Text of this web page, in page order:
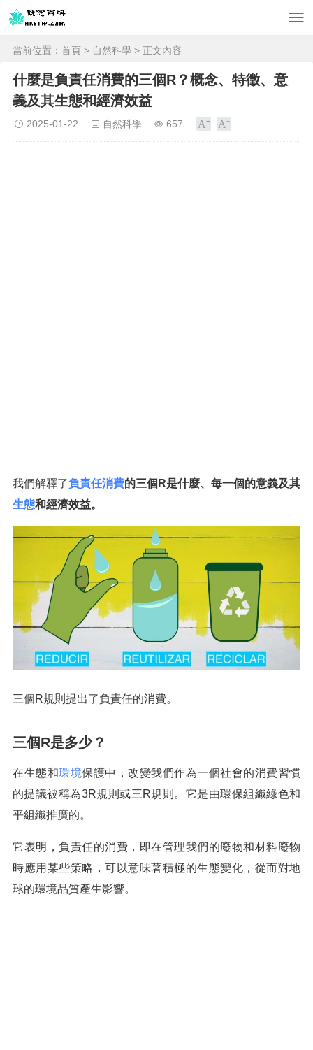
當前位置： 首頁 > 自然科學 > 正文內容
什麼是負責任消費的三個R？概念、特徵、意
義及其生態和經濟效益
2025-01-22 自然科學 657
我們解釋了負責任消費的三個R是什麼、每一個的意義及其
生態和經濟效益。
三個R規則提出了負責任的消費。
三個R是多少？
在生態和環境保護中，改變我們作為一個社會的消費習慣
的提議被稱為3R規則或三R規則。它是由環保組織綠色和
平組織推廣的。
它表明，負責任的消費，即在管理我們的廢物和材料廢物
時應用某些策略，可以意味著積極的生態變化，從而對地
球的環境品質產生影響。